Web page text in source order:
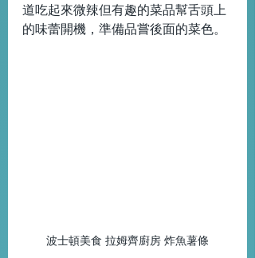
道吃起來微辣但有趣的菜品幫舌頭上
的味蕾開機，準備品嘗後面的菜色。
波士頓美食 拉姆齊廚房 炸魚薯條